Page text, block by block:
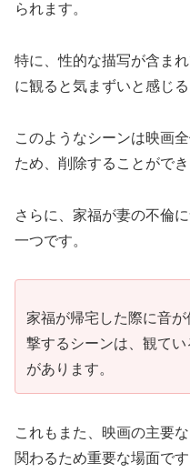
られます。
特に、性的な描写が含ま
に観ると気まずいと感じる
このようなシーンは映画
ため、削除することができ
さらに、家福が妻の不倫
一つです。
家福が帰宅した際に音
撃するシーンは、観て
があります。
これもまた、映画の主要
関わるため重要な場面です